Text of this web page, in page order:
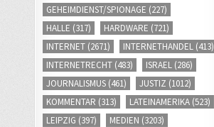
GEHEIMDIENST/SPIONAGE (227)
HALLE (317) HARDWARE (721)
INTERNET (2671) INTERNETHANDEL (413)
INTERNETRECHT (483) ISRAEL (286)
JOURNALISMUS (461) JUSTIZ (1012)
KOMMENTAR (313) LATEINAMERIKA (523)
LEIPZIG (397) MEDIEN (3203)